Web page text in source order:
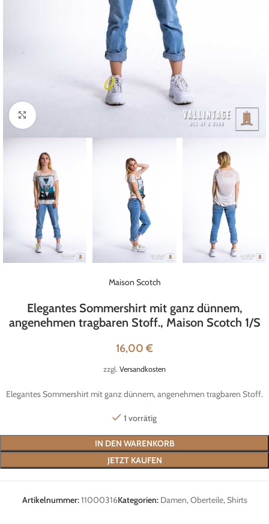
Klick zum Vergrößern
Maison Scotch
Elegantes Sommershirt mit ganz dünnem,
angenehmen tragbaren Stoff., Maison Scotch 1/S
16,00 €
zzgl. Versandkosten
Elegantes Sommershirt mit ganz dünnem, angenehmen tragbaren Stoff.
1 vorrätig
IN DEN WARENKORB
JETZT KAUFEN
Artikelnummer:11000316Kategorien: Damen, Oberteile, Shirts